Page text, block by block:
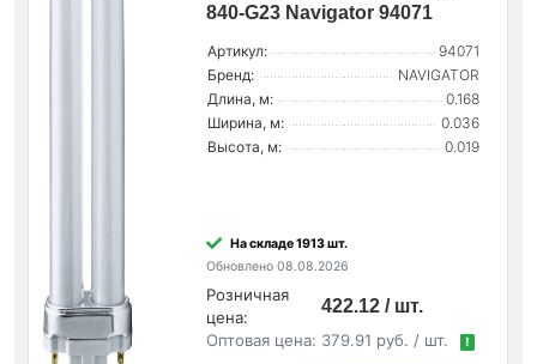
840-G23 Navigator 94071
Артикул:
94071
Бренд:
NAVIGATOR
Длина, м:
0.168
Ширина, м:
0.036
Высота, м:
0.019
На складе 1913 шт.
Обновлено 08.08.2026
Розничная
цена:
422.12 / шт.
Оптовая цена: 379.91 руб. / шт. !